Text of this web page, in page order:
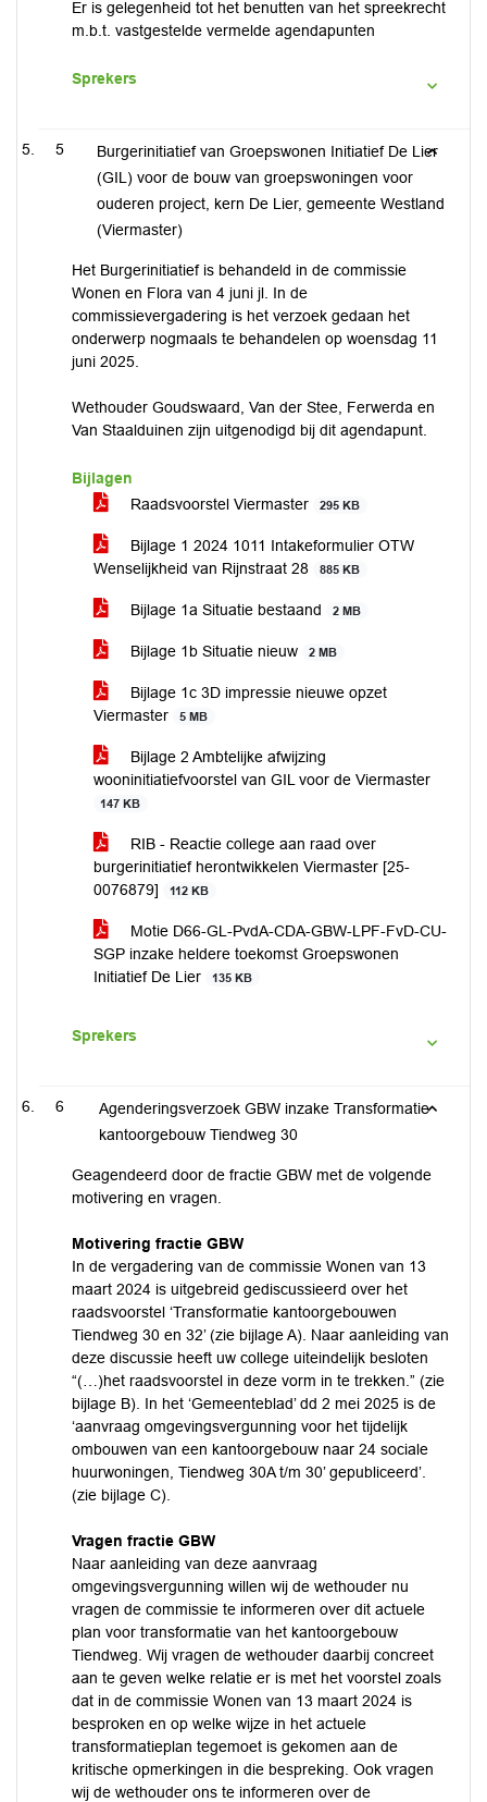
Er is gelegenheid tot het benutten van het spreekrecht
m.b.t. vastgestelde vermelde agendapunten
Sprekers
5
Burgerinitiatief van Groepswonen Initiatief De Lier
(GIL) voor de bouw van groepswoningen voor
ouderen project, kern De Lier, gemeente Westland
(Viermaster)
Het Burgerinitiatief is behandeld in de commissie
Wonen en Flora van 4 juni jl. In de
commissievergadering is het verzoek gedaan het
onderwerp nogmaals te behandelen op woensdag 11
juni 2025.
Wethouder Goudswaard, Van der Stee, Ferwerda en
Van Staalduinen zijn uitgenodigd bij dit agendapunt.
Bijlagen
Raadsvoorstel Viermaster
295 KB
Bijlage 1 2024 1011 Intakeformulier OTW
Wenselijkheid van Rijnstraat 28
885 KB
Bijlage 1a Situatie bestaand 2 MB
Bijlage 1b Situatie nieuw 2 MB
Bijlage 1c 3D impressie nieuwe opzet
Viermaster
5 MB
Bijlage 2 Ambtelijke afwijzing
wooninitiatiefvoorstel van GIL voor de Viermaster
147 KB
RIB - Reactie college aan raad over
burgerinitiatief herontwikkelen Viermaster [25-
0076879]
112 KB
Motie D66-GL-PvdA-CDA-GBW-LPF-FvD-CU-
SGP inzake heldere toekomst Groepswonen
Initiatief De Lier
135 KB
Sprekers
6
Agenderingsverzoek GBW inzake Transformatie
kantoorgebouw Tiendweg 30
Geagendeerd door de fractie GBW met de volgende
motivering en vragen.
Motivering fractie GBW
In de vergadering van de commissie Wonen van 13
maart 2024 is uitgebreid gediscussieerd over het
raadsvoorstel ‘Transformatie kantoorgebouwen
Tiendweg 30 en 32’ (zie bijlage A). Naar aanleiding van
deze discussie heeft uw college uiteindelijk besloten
“(…)het raadsvoorstel in deze vorm in te trekken.” (zie
bijlage B). In het ‘Gemeenteblad’ dd 2 mei 2025 is de
‘aanvraag omgevingsvergunning voor het tijdelijk
ombouwen van een kantoorgebouw naar 24 sociale
huurwoningen, Tiendweg 30A t/m 30’ gepubliceerd’.
(zie bijlage C).
Vragen fractie GBW
Naar aanleiding van deze aanvraag
omgevingsvergunning willen wij de wethouder nu
vragen de commissie te informeren over dit actuele
plan voor transformatie van het kantoorgebouw
Tiendweg. Wij vragen de wethouder daarbij concreet
aan te geven welke relatie er is met het voorstel zoals
dat in de commissie Wonen van 13 maart 2024 is
besproken en op welke wijze in het actuele
transformatieplan tegemoet is gekomen aan de
kritische opmerkingen in die bespreking. Ook vragen
wij de wethouder ons te informeren over de